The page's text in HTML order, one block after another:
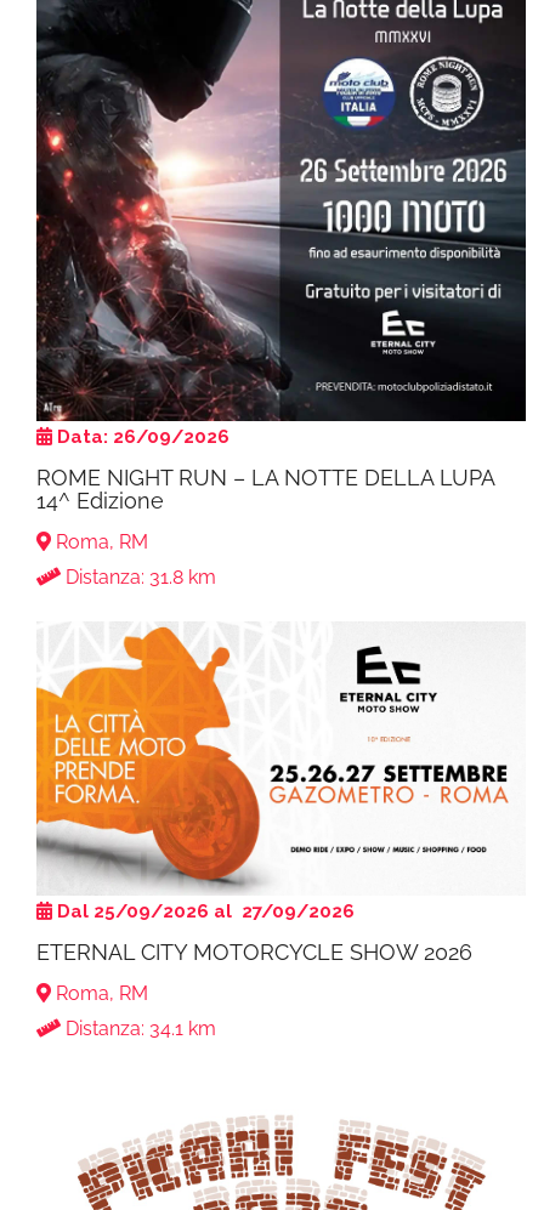
Data: 26/09/2026
ROME NIGHT RUN – LA NOTTE DELLA LUPA
14^ Edizione
Roma, RM
Distanza: 31.8 km
Dal 25/09/2026 al 27/09/2026
ETERNAL CITY MOTORCYCLE SHOW 2026
Roma, RM
Distanza: 34.1 km